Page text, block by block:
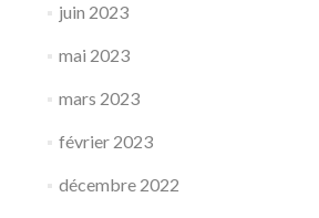
juin 2023
mai 2023
mars 2023
février 2023
décembre 2022